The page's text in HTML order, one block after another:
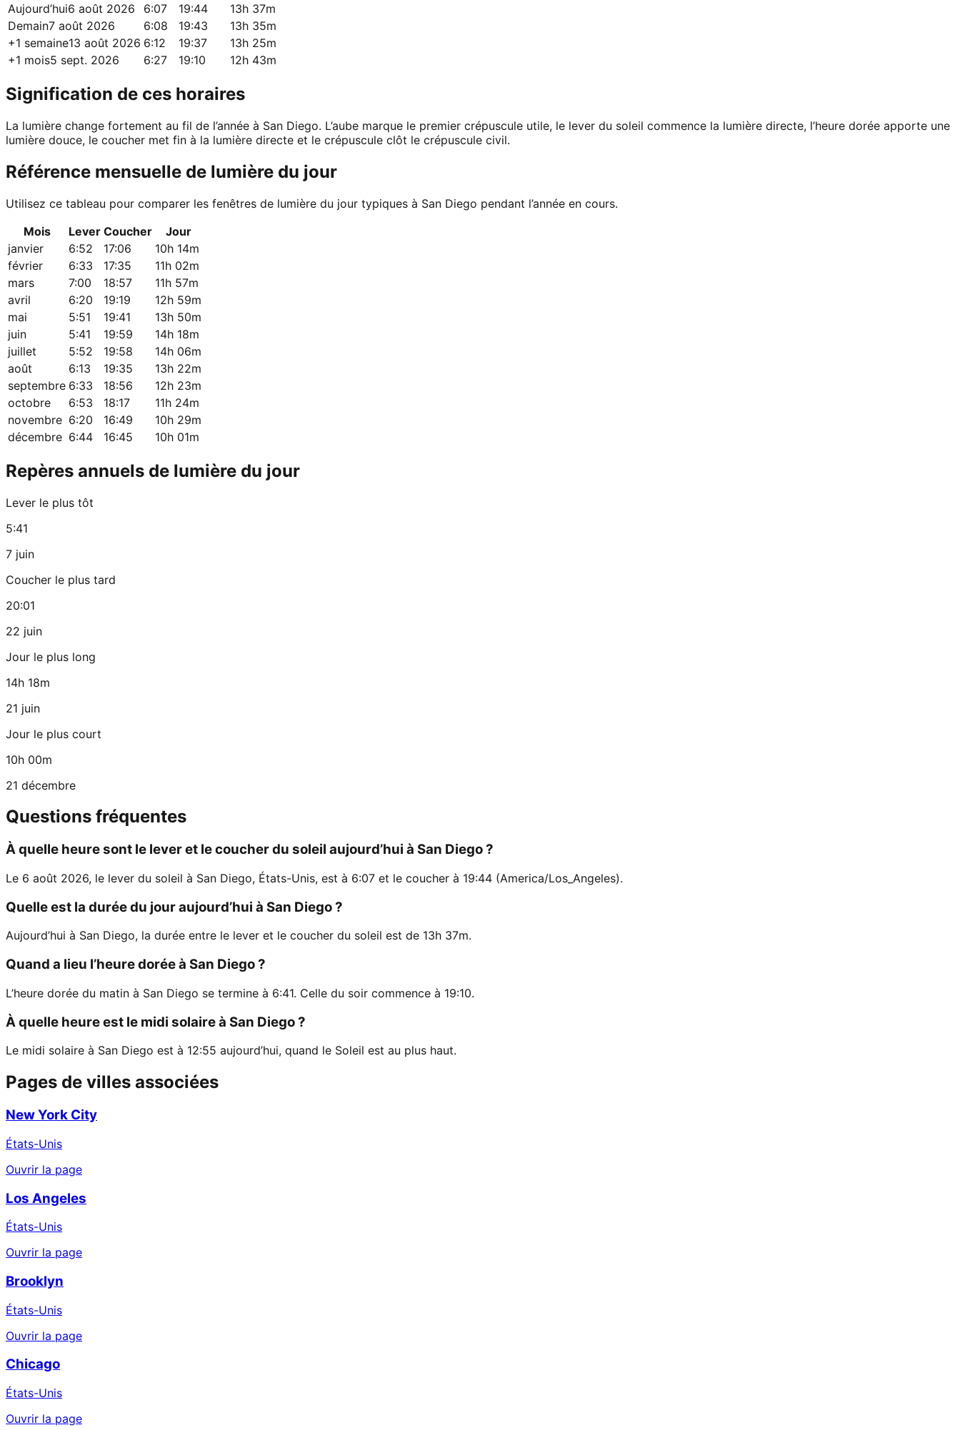
Aujourd’hui6 août 2026 6:07 19:44
13h 37m
Demain7 août 2026 6:08 19:43
13h 35m
+1 semaine13 août 2026 6:12 19:37
13h 25m
+1 mois5 sept. 2026 6:27 19:10 12h 43m
Signification de ces horaires
La lumière change fortement au fil de l’année à San Diego. L’aube marque le premier crépuscule utile, le lever du soleil commence la lumière directe, l’heure dorée apporte une
lumière douce, le coucher met fin à la lumière directe et le crépuscule clôt le crépuscule civil.
Référence mensuelle de lumière du jour
Utilisez ce tableau pour comparer les fenêtres de lumière du jour typiques à San Diego pendant l’année en cours.
Mois
Lever Coucher
Jour
janvier
6:52 17:06
10h 14m
février
6:33 17:35
11h 02m
mars
7:00 18:57
11h 57m
avril
6:20 19:19
12h 59m
mai
5:51 19:41
13h 50m
juin
5:41 19:59
14h 18m
juillet
5:52 19:58
14h 06m
août
6:13 19:35
13h 22m
septembre 6:33 18:56
12h 23m
octobre
6:53 18:17
11h 24m
novembre 6:20 16:49
10h 29m
décembre 6:44 16:45 10h 01m
Repères annuels de lumière du jour
Lever le plus tôt
5:41
7 juin
Coucher le plus tard
20:01
22 juin
Jour le plus long
14h 18m
21 juin
Jour le plus court
10h 00m
21 décembre
Questions fréquentes
À quelle heure sont le lever et le coucher du soleil aujourd’hui à San Diego ?
Le 6 août 2026, le lever du soleil à San Diego, États-Unis, est à 6:07 et le coucher à 19:44 (America/Los_Angeles).
Quelle est la durée du jour aujourd’hui à San Diego ?
Aujourd’hui à San Diego, la durée entre le lever et le coucher du soleil est de 13h 37m.
Quand a lieu l’heure dorée à San Diego ?
L’heure dorée du matin à San Diego se termine à 6:41. Celle du soir commence à 19:10.
À quelle heure est le midi solaire à San Diego ?
Le midi solaire à San Diego est à 12:55 aujourd’hui, quand le Soleil est au plus haut.
Pages de villes associées
New York City
États-Unis
Ouvrir la page
Los Angeles
États-Unis
Ouvrir la page
Brooklyn
États-Unis
Ouvrir la page
Chicago
États-Unis
Ouvrir la page